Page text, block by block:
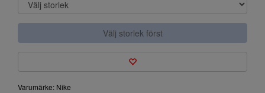
Välj storlek först
Varumärke: Nike